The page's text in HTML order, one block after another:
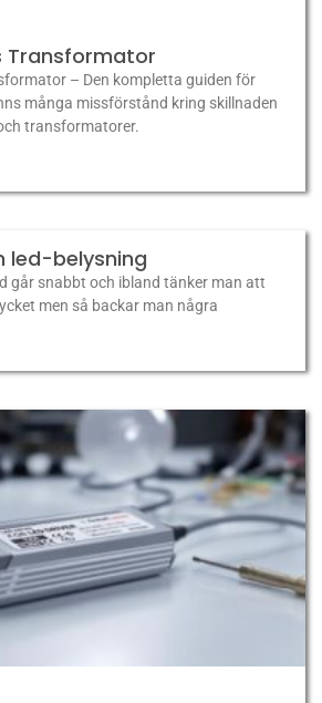
Transformator
– Den kompletta guiden för
många missförstånd kring skillnaden
transformatorer.
led-belysning
går snabbt och ibland tänker man att
men så backar man några